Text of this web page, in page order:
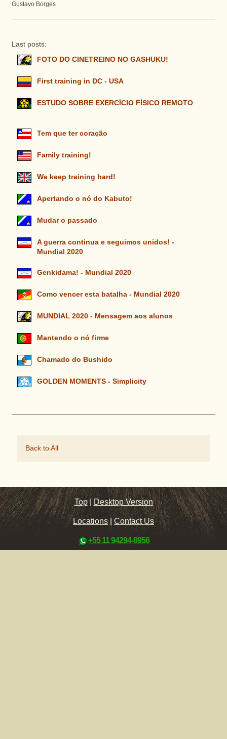
Gustavo Borges
Last posts:
FOTO DO CINETREINO NO GASHUKU!
First training in DC - USA
ESTUDO SOBRE EXERCÍCIO FÍSICO REMOTO
Tem que ter coração
Family training!
We keep training hard!
Apertando o nó do Kabuto!
Mudar o passado
A guerra continua e seguimos unidos! -
Mundial 2020
Genkidama! - Mundial 2020
Como vencer esta batalha - Mundial 2020
MUNDIAL 2020 - Mensagem aos alunos
Mantendo o nó firme
Chamado do Bushido
GOLDEN MOMENTS - Simplicity
Back to All
Top |Desktop Version
Locations|Contact Us
+55 11 94294-8956